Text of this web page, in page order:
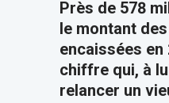
Près de 578
le montant des
encaissées en
chiffre qui, à
relancer un